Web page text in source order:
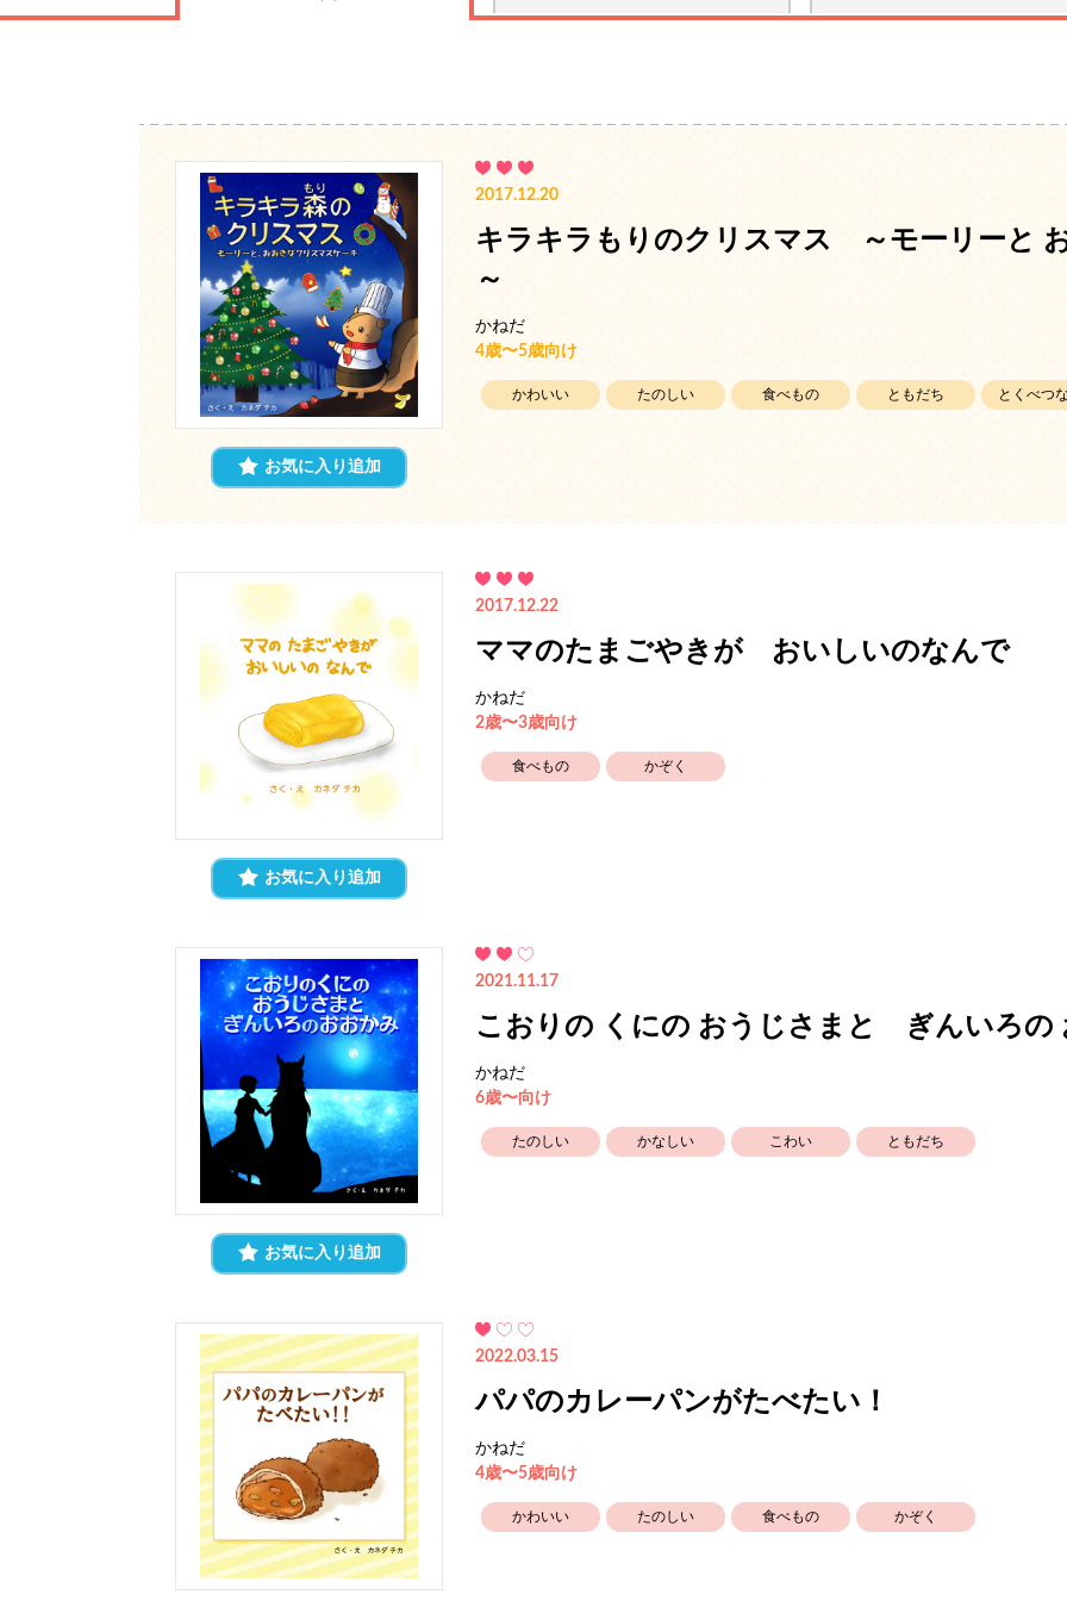
お気に入り追加
2017.12.20
キラキラもりのクリスマス ～モーリーと
～
かねだ
4歳〜5歳向け
かわいい たのしい 食べもの ともだち とくべつ
お気に入り追加
2017.12.22
ママのたまごやきが おいしいのなんで
かねだ
2歳〜3歳向け
食べもの かぞく
お気に入り追加
2021.11.17
こおりの くにの おうじさまと ぎんいろの
かねだ
6歳〜向け
たのしい かなしい こわい ともだち
2022.03.15
パパのカレーパンがたべたい！
かねだ
4歳〜5歳向け
かわいい たのしい 食べもの かぞく